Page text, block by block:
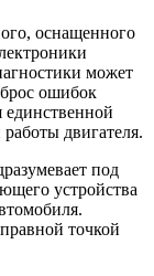
оснащенного
может
ошибок
единственной
двигателя.
под
устройства
точкой